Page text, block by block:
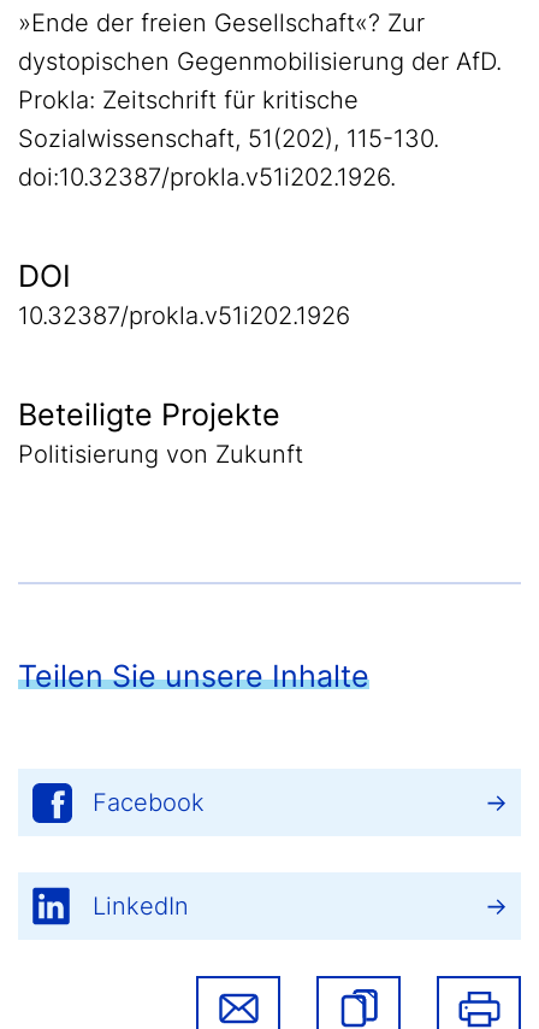
»Ende der freien Gesellschaft«? Zur
dystopischen Gegenmobilisierung der AfD.
Prokla: Zeitschrift für kritische
Sozialwissenschaft, 51(202), 115-130.
doi:10.32387/prokla.v51i202.1926.
DOI
10.32387/prokla.v51i202.1926
Beteiligte Projekte
Politisierung von Zukunft
Teilen Sie unsere Inhalte
Facebook
LinkedIn